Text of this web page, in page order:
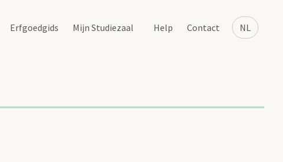
NL
Erfgoedgids Mijn Studiezaal Help Contact